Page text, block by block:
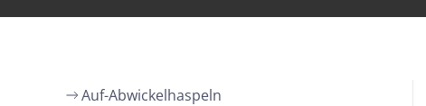
Auf-Abwickelhaspeln